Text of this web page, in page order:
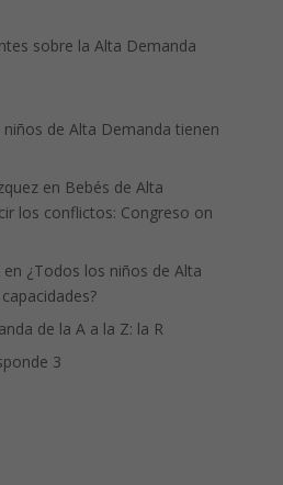
sobre la Alta Demanda
de Alta Demanda tienen
en Bebés de Alta
los conflictos: Congreso on
en ¿Todos los niños de Alta
de la A a la Z: la R
3